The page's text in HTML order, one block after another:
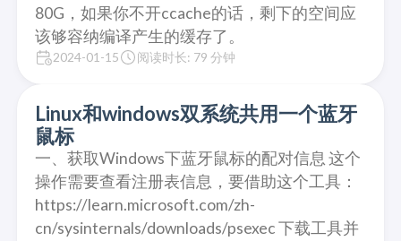
80G，如果你不开ccache的话，剩下的空间应
该够容纳编译产生的缓存了。
2024-01-15 阅读时长: 79 分钟
Linux和windows双系统共用一个蓝牙
鼠标
一、获取Windows下蓝牙鼠标的配对信息 这个
操作需要查看注册表信息，要借助这个工具：
https://learn.microsoft.com/zh-
cn/sysinternals/downloads/psexec 下载工具并